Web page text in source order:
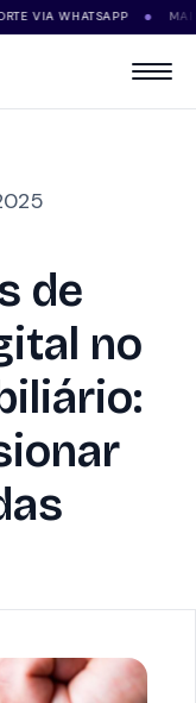
VIA WHATSAPP ● MAIS
de
no